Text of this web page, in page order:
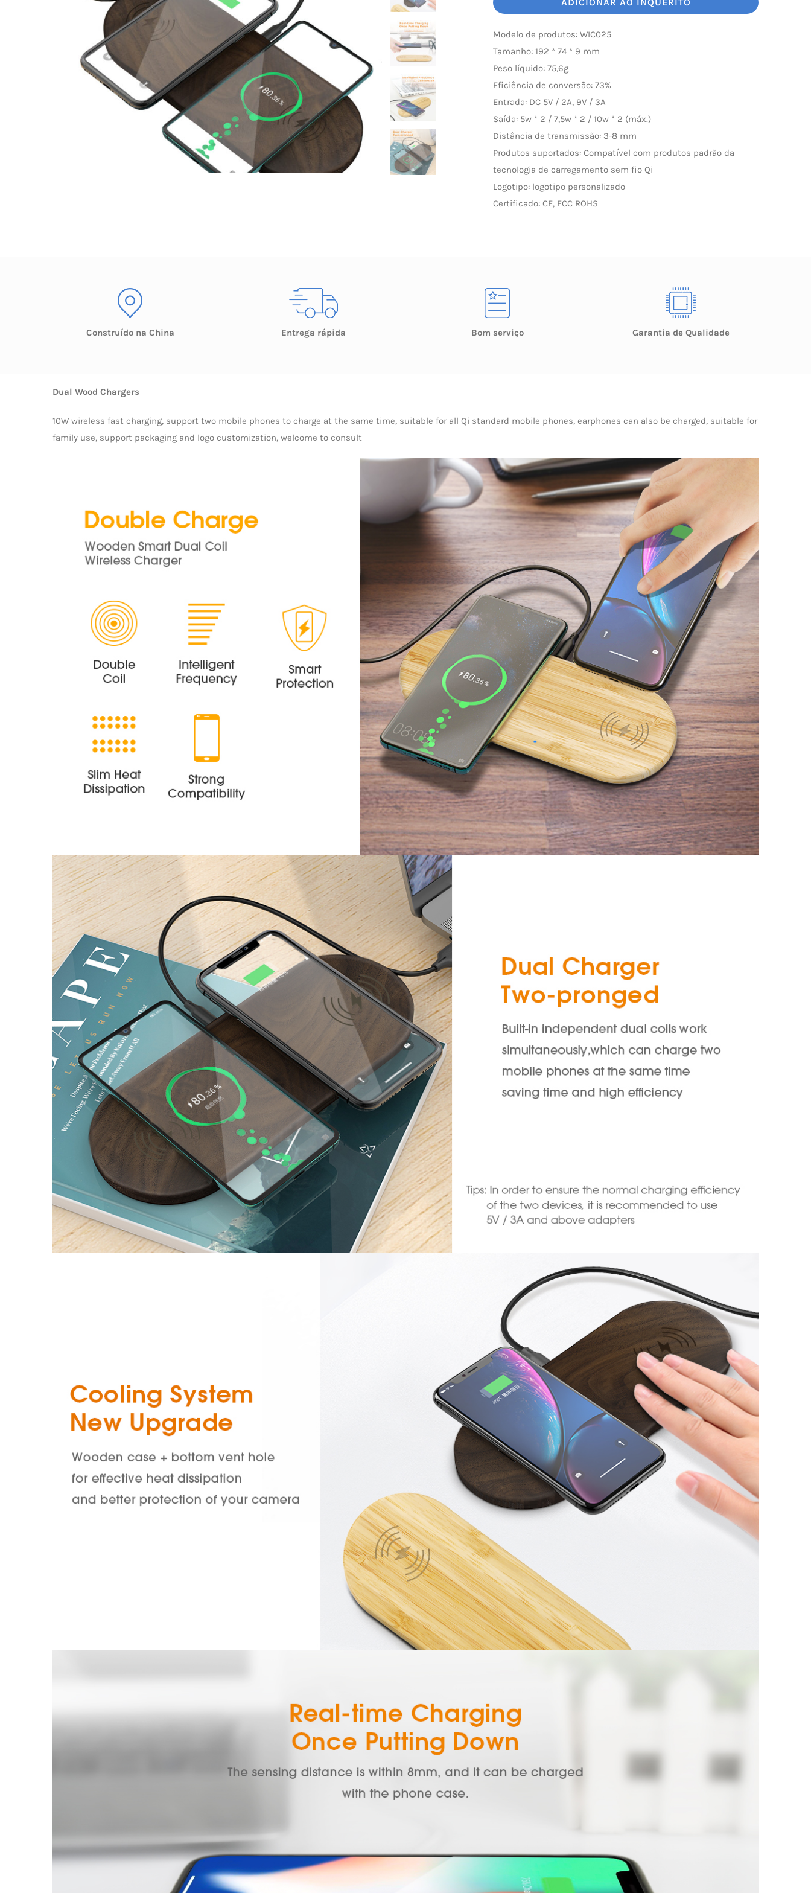
Modelo de produtos: WIC025
Tamanho: 192 * 74 * 9 mm
Peso líquido: 75,6g
Eficiência de conversão: 73%
Entrada: DC 5V / 2A, 9V / 3A
Saída: 5w * 2 / 7,5w * 2 / 10w * 2 (máx.)
Distância de transmissão: 3-8 mm
Produtos suportados: Compatível com produtos padrão da
tecnologia de carregamento sem fio Qi
Logotipo: logotipo personalizado
Certificado: CE, FCC ROHS
Construído na China Entrega rápida Bom serviço Garantia de Qualidade
Dual Wood Chargers
10W wireless fast charging, support two mobile phones to charge at the same time, suitable for all Qi standard mobile phones, earphones can also be charged, suitable for
family use, support packaging and logo customization, welcome to consult